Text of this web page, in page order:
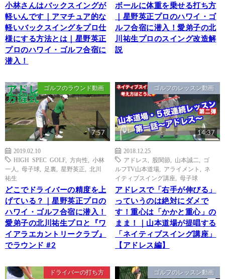
小林さんはバックスイングが
軽いんです｜アマチュア的な
軽いバックスイングをプロ仕
様にする方法とは｜星野英正
プロのハワイ・ゴルフ合宿に
潜入！
ボールに体重を乗せる打ち方
｜星野英正プロのハワイ・ゴ
ルフ合宿に潜入！愛弟子の北
川祐生プロのスイング改造解
説
ゴルフのラウンド動画
7:57
2019.02.10
HIGH SPEC GOLF, 方向性
小林
一人
母子球 足裏 星野英正
北川
祐生
どこでドライバーの精度を上
げている？｜星野英正プロの
ハワイ・ゴルフ合宿に潜入！
愛弟子の北川祐生プロと『ワ
イアラエカントリークラブ』
でラウンド #2
ゴルフのレッスン動画
14:37
2018.12.25
アドレス
股関節 山本誠二
ゴ
ルフTV山本道場
アライメント
ネ
イティブスイング講座
母子球
アドレスで「右手が伸びる」
っていうのは絶対にダメで
す！重心は「かかと重心」の
まま！｜山本道場が提唱する
「ネイティブスイング講座」
【アドレス編】
ドライバーの打ち方 ゴルフのレッスン動画